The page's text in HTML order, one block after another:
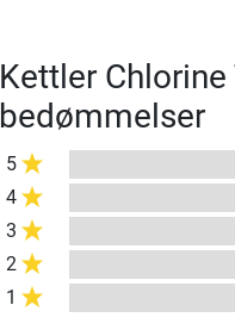
Kettler
bedømmelser
5
4
3
2
1